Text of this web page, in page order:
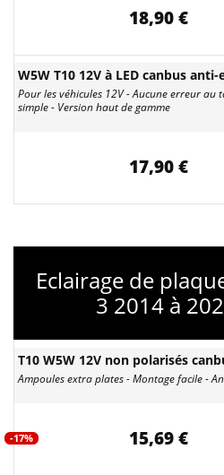
18,90 €
W5W T10 12V à LED canbus
Pour les véhicules 12V - Aucune erreur
simple - Version haut de gamme
17,90 €
Eclairage de
3 2014 à
T10 W5W 12V non polarisés
Ampoules extra plates - Montage facile -
-17% 15,69 €